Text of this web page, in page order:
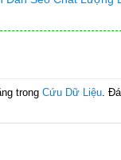
trong Cứu Dữ Liệu .